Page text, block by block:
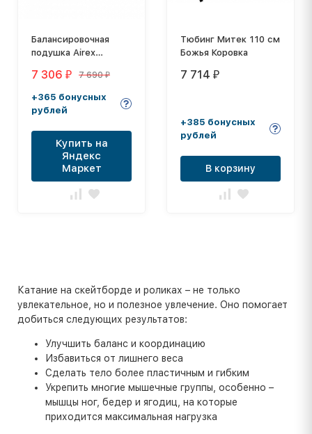
Балансировочная
подушка Airex
Solid
7 306 ₽ 7 690₽
+365 бонусных
рублей
Купить на
Яндекс
Маркет
Тюбинг Митек 110 см
Божья Коровка
7 714 ₽
+385 бонусных
рублей
В корзину
Катание на скейтборде и роликах – не только
увлекательное, но и полезное увлечение. Оно помогает
добиться следующих результатов:
Улучшить баланс и координацию
Избавиться от лишнего веса
Сделать тело более пластичным и гибким
Укрепить многие мышечные группы, особенно –
мышцы ног, бедер и ягодиц, на которые
приходится максимальная нагрузка